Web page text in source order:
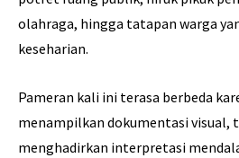
olahraga, hingga tatapan warga
keseharian.
Pameran kali ini terasa berbeda
menampilkan dokumentasi visual,
menghadirkan interpretasi